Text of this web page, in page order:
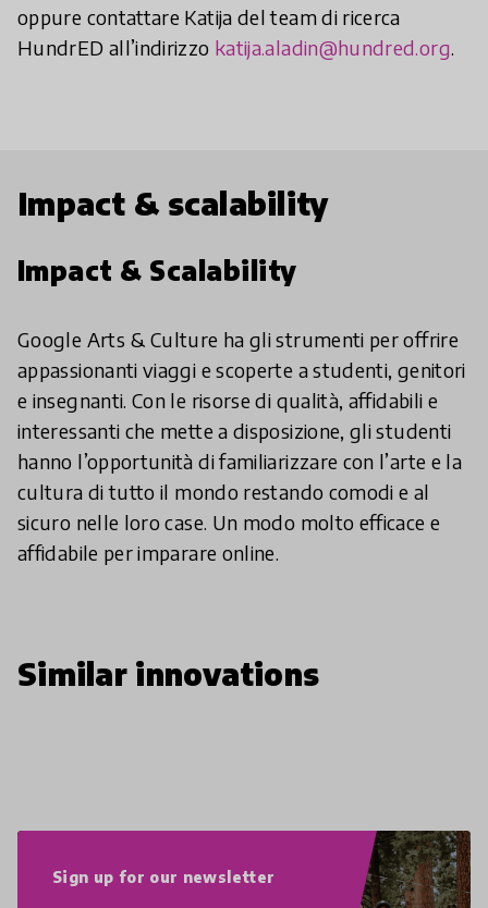
oppure contattare Katija del team di ricerca
HundrED all’indirizzo katija.aladin@hundred.org.
Impact & scalability
Impact & Scalability
Google Arts & Culture ha gli strumenti per offrire
appassionanti viaggi e scoperte a studenti, genitori
e insegnanti. Con le risorse di qualità, affidabili e
interessanti che mette a disposizione, gli studenti
hanno l’opportunità di familiarizzare con l’arte e la
cultura di tutto il mondo restando comodi e al
sicuro nelle loro case. Un modo molto efficace e
affidabile per imparare online.
Similar innovations
Sign up for our newsletter